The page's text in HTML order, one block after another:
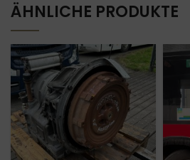
ÄHNLICHE PRODUKTE